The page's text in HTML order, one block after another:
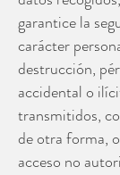
garantice la
carácter
destrucción,
accidental o
transmitidos,
de otra forma,
acceso no